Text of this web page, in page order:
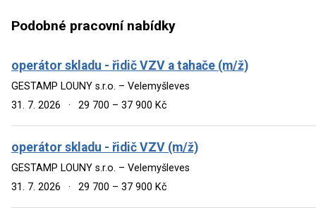
Podobné pracovní nabídky
operátor skladu - řidič VZV a tahače (m/ž)
GESTAMP LOUNY s.r.o. – Velemyšleves
31. 7. 2026
· 29 700 – 37 900 Kč
operátor skladu - řidič VZV (m/ž)
GESTAMP LOUNY s.r.o. – Velemyšleves
31. 7. 2026
· 29 700 – 37 900 Kč